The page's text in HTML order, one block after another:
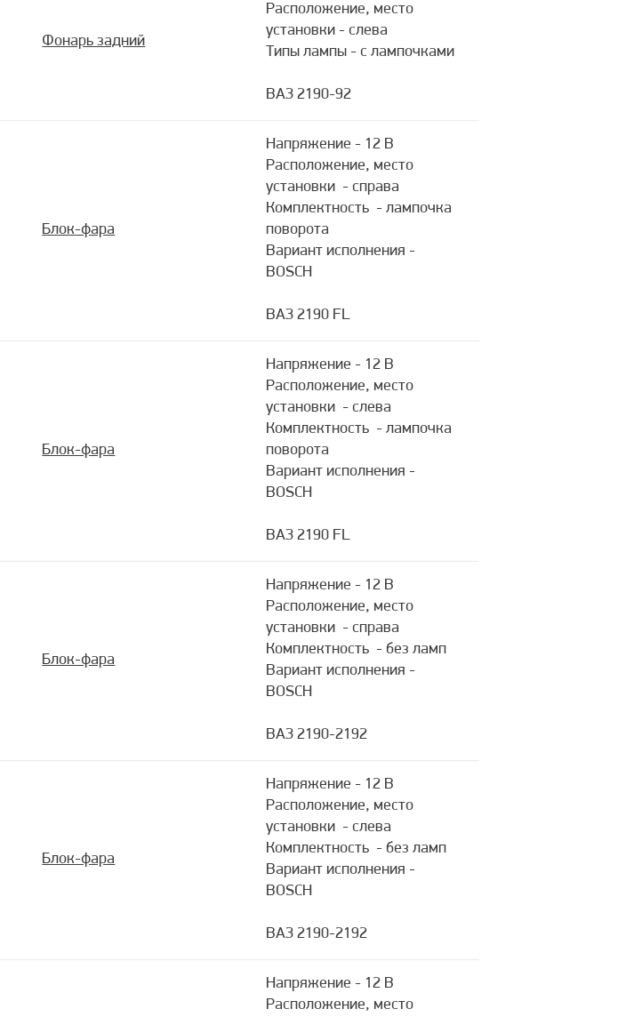
Фонарь задний
Расположение, место
установки - слева
Типы лампы - с лампочками
ВАЗ 2190-92
Блок-фара
Напряжение - 12 В
Расположение, место
установки - справа
Комплектность - лампочка
поворота
Вариант исполнения -
BOSCH
ВАЗ 2190 FL
Блок-фара
Напряжение - 12 В
Расположение, место
установки - слева
Комплектность - лампочка
поворота
Вариант исполнения -
BOSCH
ВАЗ 2190 FL
Блок-фара
Напряжение - 12 В
Расположение, место
установки - справа
Комплектность - без ламп
Вариант исполнения -
BOSCH
ВАЗ 2190-2192
Блок-фара
Напряжение - 12 В
Расположение, место
установки - слева
Комплектность - без ламп
Вариант исполнения -
BOSCH
ВАЗ 2190-2192
Напряжение - 12 В
Расположение, место